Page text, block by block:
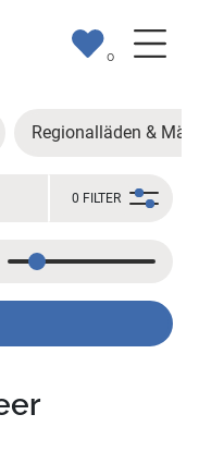
0
Regionalläden &
0 FILTER